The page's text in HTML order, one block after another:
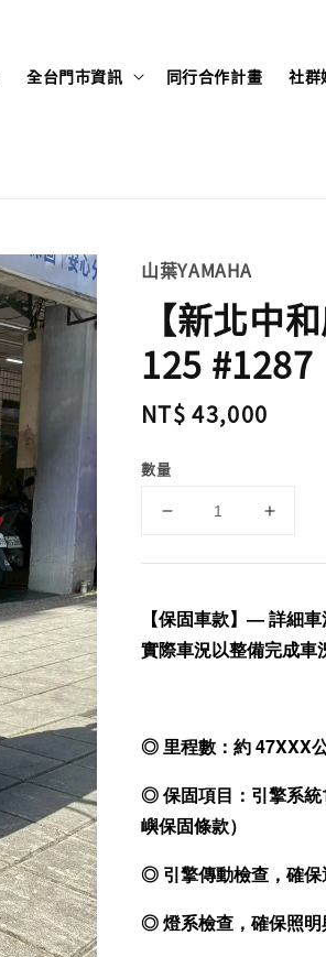
全台門市資訊 同行合作計畫 社群
山葉YAMAHA
【新北中
125 #1287
Regular
NT$ 43,000
數量
【保固車款】— 詳細
實際車況以整備完成車
◎ 里程數：約 47XXX
◎ 保固項目：引擎系統
嶼保固條款）
◎ 引擎傳動檢查，確保
◎ 燈系檢查，確保照